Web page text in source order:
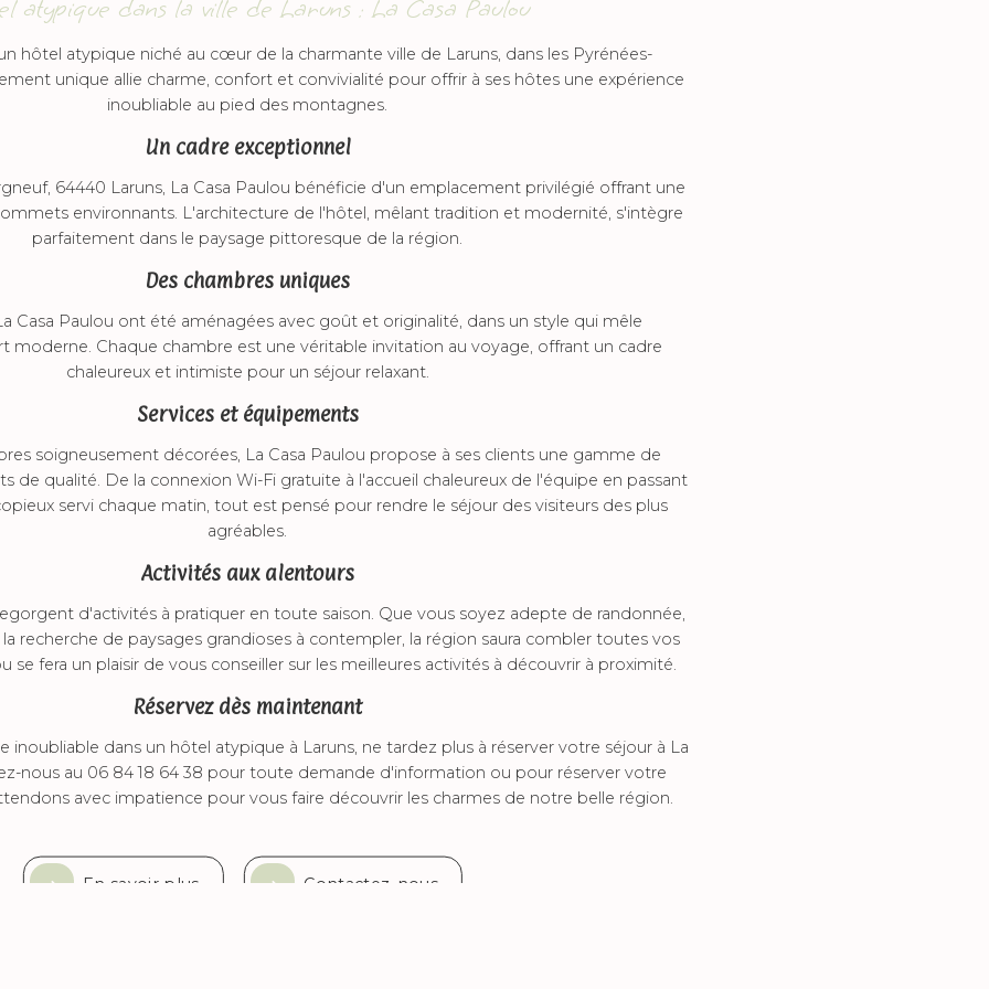
atypique dans la ville de Laruns : La Casa Paulou
hôtel atypique niché au cœur de la charmante ville de Laruns, dans les Pyrénées-
unique allie charme, confort et convivialité pour offrir à ses hôtes une expérience
inoubliable au pied des montagnes.
Un cadre exceptionnel
64440 Laruns, La Casa Paulou bénéficie d'un emplacement privilégié offrant une
environnants. L'architecture de l'hôtel, mêlant tradition et modernité, s'intègre
parfaitement dans le paysage pittoresque de la région.
Des chambres uniques
Casa Paulou ont été aménagées avec goût et originalité, dans un style qui mêle
moderne. Chaque chambre est une véritable invitation au voyage, offrant un cadre
chaleureux et intimiste pour un séjour relaxant.
Services et équipements
soigneusement décorées, La Casa Paulou propose à ses clients une gamme de
de qualité. De la connexion Wi-Fi gratuite à l'accueil chaleureux de l'équipe en passant
servi chaque matin, tout est pensé pour rendre le séjour des visiteurs des plus
agréables.
Activités aux alentours
d'activités à pratiquer en toute saison. Que vous soyez adepte de randonnée,
recherche de paysages grandioses à contempler, la région saura combler toutes vos
se fera un plaisir de vous conseiller sur les meilleures activités à découvrir à proximité.
Réservez dès maintenant
inoubliable dans un hôtel atypique à Laruns, ne tardez plus à réserver votre séjour à La
nous au 06 84 18 64 38 pour toute demande d'information ou pour réserver votre
avec impatience pour vous faire découvrir les charmes de notre belle région.
En savoir plus Contactez-nous